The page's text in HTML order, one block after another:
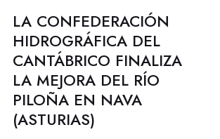
LA CONFEDERACIÓN
HIDROGRÁFICA DEL
CANTÁBRICO FINALIZA
LA MEJORA DEL RÍO
PILOÑA EN NAVA
(ASTURIAS)